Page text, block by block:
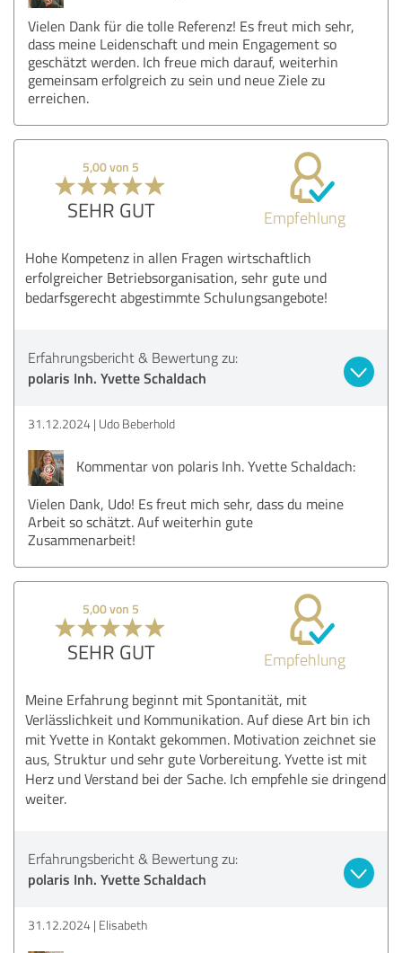
Vielen Dank für die tolle Referenz! Es freut mich sehr,
dass meine Leidenschaft und mein Engagement so
geschätzt werden. Ich freue mich darauf, weiterhin
gemeinsam erfolgreich zu sein und neue Ziele zu
erreichen.
5,00 von 5
SEHR GUT Empfehlung
Hohe Kompetenz in allen Fragen wirtschaftlich
erfolgreicher Betriebsorganisation, sehr gute und
bedarfsgerecht abgestimmte Schulungsangebote!
Erfahrungsbericht & Bewertung zu:
polaris Inh. Yvette Schaldach
31.12.2024 Udo Beberhold
Kommentar von polaris Inh. Yvette Schaldach:
Vielen Dank, Udo! Es freut mich sehr, dass du meine
Arbeit so schätzt. Auf weiterhin gute
Zusammenarbeit!
5,00 von 5
SEHR GUT Empfehlung
Meine Erfahrung beginnt mit Spontanität, mit
Verlässlichkeit und Kommunikation. Auf diese Art bin ich
mit Yvette in Kontakt gekommen. Motivation zeichnet sie
aus, Struktur und sehr gute Vorbereitung. Yvette ist mit
Herz und Verstand bei der Sache. Ich empfehle sie dringend
weiter.
Erfahrungsbericht & Bewertung zu:
polaris Inh. Yvette Schaldach
31.12.2024 Elisabeth